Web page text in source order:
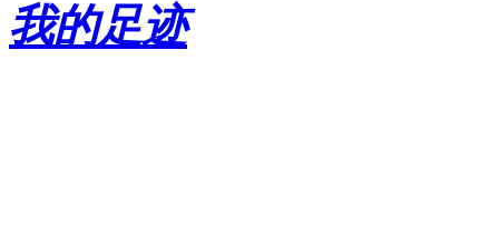
我的足迹